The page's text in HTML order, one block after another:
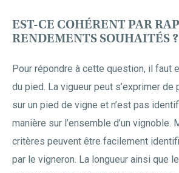
EST-CE COHÉRENT PAR
RENDEMENTS SOUHAITÉS ?
Pour répondre à cette question, il faut
du pied. La vigueur peut s’exprimer
sur un pied de vigne et n’est pas
manière sur l’ensemble d’un vignoble.
critères peuvent être facilement
par le vigneron. La longueur ainsi que